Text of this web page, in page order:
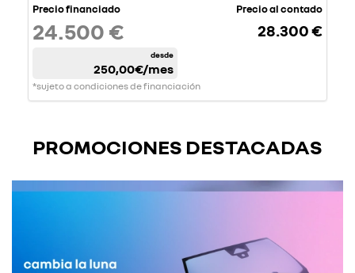
Precio financiado
24.500 €
desde
250,00€/mes
*sujeto a condiciones de financiación
Precio al contado
28.300 €
PROMOCIONES DESTACADAS